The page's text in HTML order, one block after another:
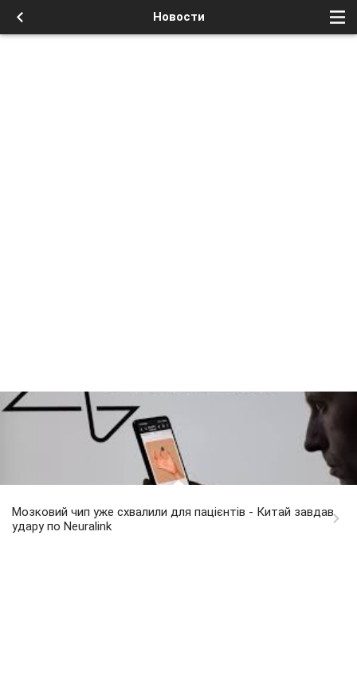
Новости
Мозковий чип уже схвалили для пацієнтів - Китай завдав
удару по Neuralink